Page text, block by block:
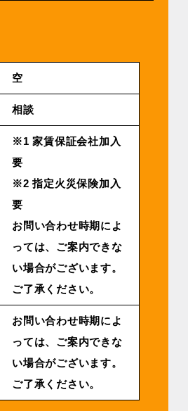
空
相談
※1 家賃保証会社加入
要
※2 指定火災保険加入
要
お問い合わせ時期によ
っては、ご案内できな
い場合がございます。
ご了承ください。
お問い合わせ時期によ
っては、ご案内できな
い場合がございます。
ご了承ください。